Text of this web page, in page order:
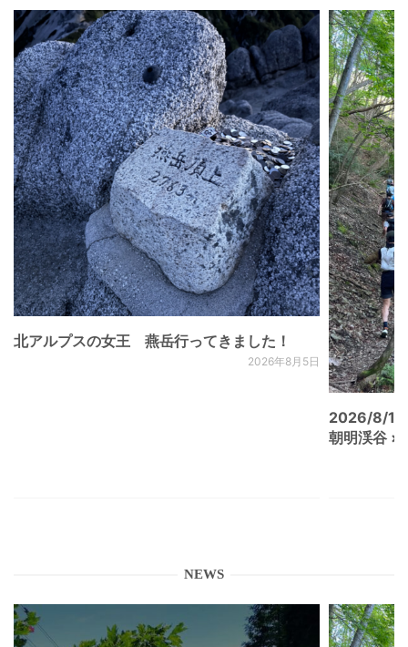
北アルプスの女王 燕岳行ってきました！
2026年8月5日
2026/8/
朝明渓谷 ×
NEWS